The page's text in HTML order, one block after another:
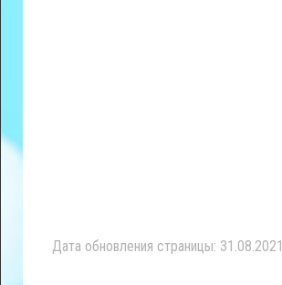
Дата обновления страницы: 31.08.2021